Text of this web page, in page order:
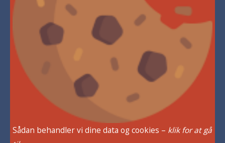
Sådan behandler vi dine data og cookies – klik for at gå